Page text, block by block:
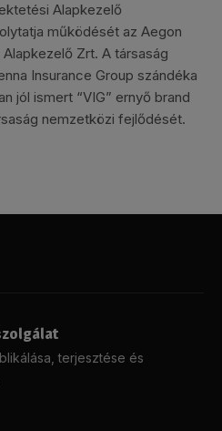
Alapkezelő
működését az Aegon
Zrt. A társaság
Insurance Group szándéka
jól ismert “VIG” ernyő brand
nemzetközi fejlődését.
terjesztése és